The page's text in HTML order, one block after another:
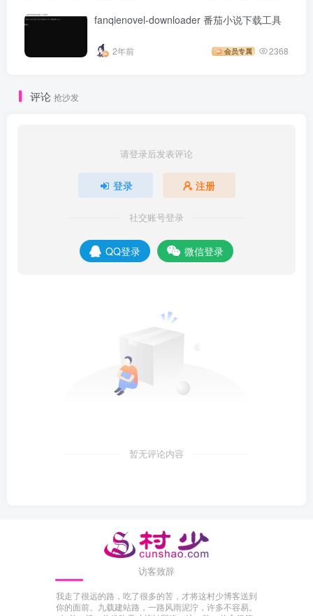
fanqienovel-downloader 番茄小说下载工具
2年前 会员专属 2368
评论 抢沙发
请登录后发表评论
登录 注册
社交账号登录
QQ登录 微信登录
暂无评论内容
访客致辞
我走了很远的路，吃了很多的苦，才将这村少博客送到
你的面前。九载建站路，一路风雨泥泞，许多不容易。